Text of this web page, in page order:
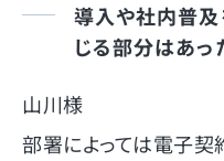
導入や社内普及
じる部分はあっ
山川様
部署によっては電子契